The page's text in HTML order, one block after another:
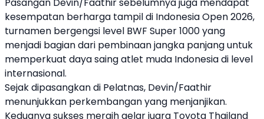
kesempatan berharga tampil di Indonesia Open 2026,
turnamen bergengsi level BWF Super 1000 yang
menjadi bagian dari pembinaan jangka panjang untuk
memperkuat daya saing atlet muda Indonesia di level
internasional.
Sejak dipasangkan di Pelatnas, Devin/Faathir
menunjukkan perkembangan yang menjanjikan.
Keduanya sukses meraih gelar juara Toyota Thailand